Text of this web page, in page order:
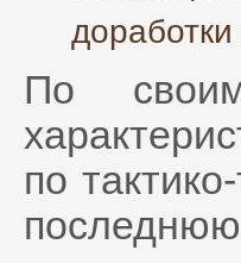
По своим
по